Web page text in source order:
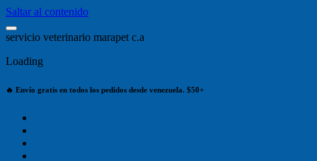
Saltar al contenido
servicio veterinario marapet c.a
Loading
🔥 Envío gratis en todos los pedidos desde venezuela. $50+